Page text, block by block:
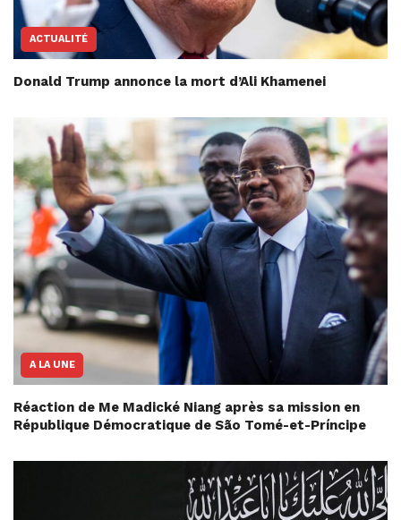
ACTUALITÉ
Donald Trump annonce la mort d’Ali Khamenei
A LA UNE
Réaction de Me Madické Niang après sa mission en
République Démocratique de São Tomé-et-Príncipe